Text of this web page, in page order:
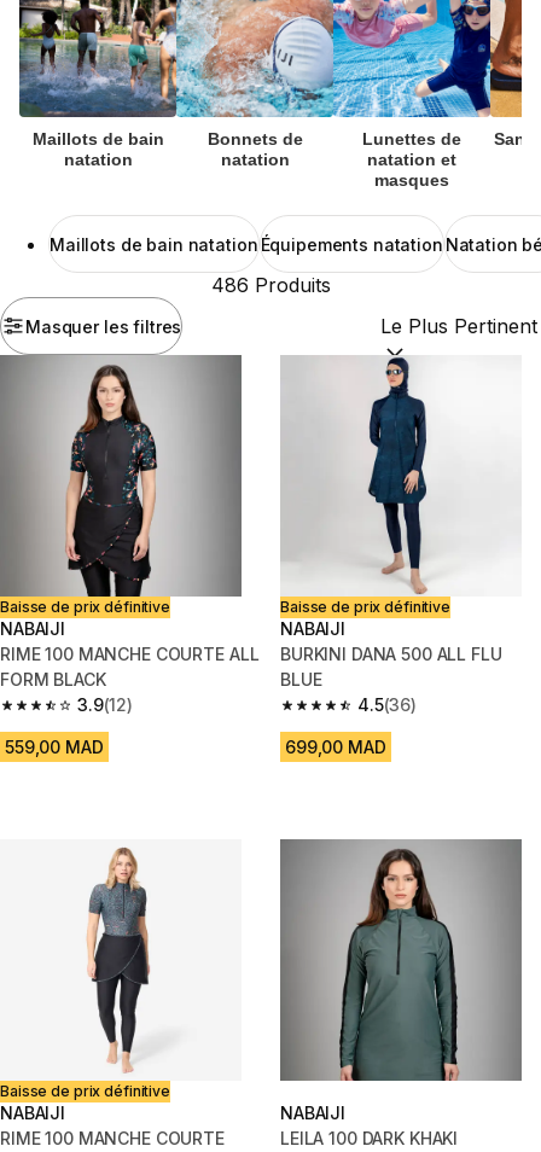
Maillots de bain
natation
Bonnets de
natation
Lunettes de
natation et
masques
Maillots de bain natation Équipements natation Natation
Masquer les filtres
486 Produits
Trier par :
Baisse de prix définitive
NABAIJI
RIME 100 MANCHE COURTE ALL
FORM BLACK
3.9
3.9 out of 5 stars from 12 reviews
(12)
559,00 MAD
Baisse de prix définitive
NABAIJI
BURKINI DANA 500 ALL FLU
BLUE
4.5
4.5 out of 5 stars from 36
(36)
699,00 MAD
Baisse de prix définitive
NABAIJI
RIME 100 MANCHE COURTE
NABAIJI
LEILA 100 DARK KHAKI